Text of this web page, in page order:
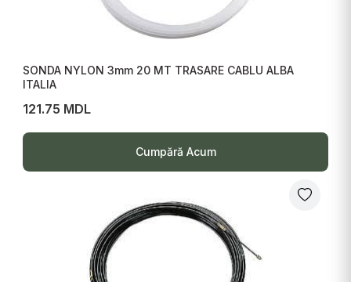
SONDA NYLON 3mm 20 MT TRASARE CABLU ALBA
ITALIA
121.75 MDL
Cumpără Acum